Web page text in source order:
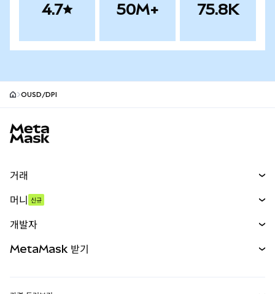
4.7 50M+ 75.8K
OUSD/DPI
거래
무기한 선물
실물자산
머니 신규
개발자
MetaMask 받기